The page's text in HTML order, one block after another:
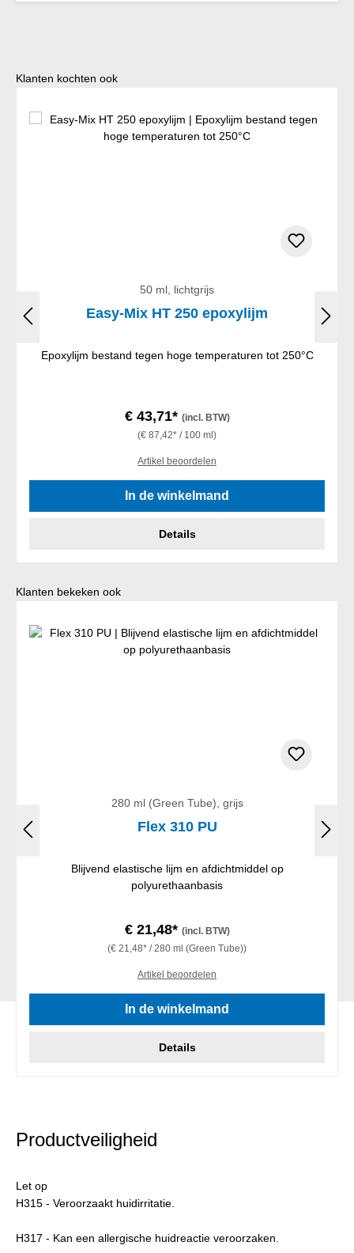
Productgalerij overslaan
Klanten kochten ook
50 ml, lichtgrijs
Easy-Mix HT 250 epoxylijm
Epoxylijm bestand tegen hoge temperaturen tot 250°C
€ 43,71* (incl. BTW)
(€ 87,42* / 100 ml)
Artikel beoordelen
In de winkelmand
Details
Productgalerij overslaan
Klanten bekeken ook
280 ml (Green Tube), grijs
Flex 310 PU
Blijvend elastische lijm en afdichtmiddel op
polyurethaanbasis
€ 21,48* (incl. BTW)
(€ 21,48* / 280 ml (Green Tube))
Artikel beoordelen
In de winkelmand
Details
Productveiligheid
Let op
H315 - Veroorzaakt huidirritatie.
H317 - Kan een allergische huidreactie veroorzaken.